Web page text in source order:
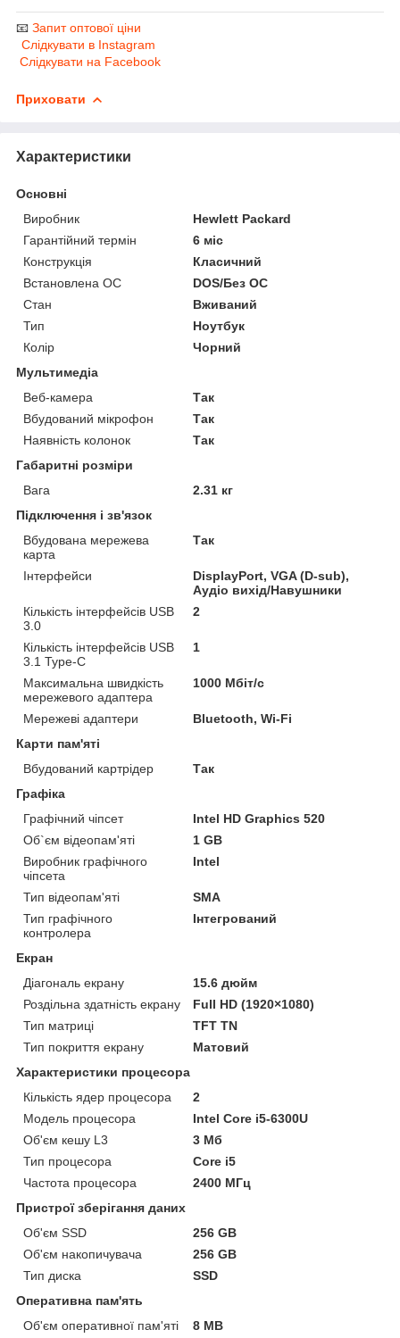
📧 Запит оптової ціни
Слідкувати в Instagram
Слідкувати на Facebook
Приховати
Характеристики
Основні
Виробник
Hewlett Packard
Гарантійний термін
6 міс
Конструкція
Класичний
Встановлена ОС
DOS/Без ОС
Стан
Вживаний
Тип
Ноутбук
Колір
Чорний
Мультимедіа
Веб-камера
Так
Вбудований мікрофон
Так
Наявність колонок
Так
Габаритні розміри
Вага
2.31 кг
Підключення і зв'язок
Вбудована мережева
карта
Так
Інтерфейси
DisplayPort, VGA (D-sub),
Аудіо вихід/Навушники
Кількість інтерфейсів USB
3.0
2
Кількість інтерфейсів USB
3.1 Type-C
1
Максимальна швидкість
мережевого адаптера
1000 Мбіт/с
Мережеві адаптери
Bluetooth, Wi-Fi
Карти пам'яті
Вбудований картрідер
Так
Графіка
Графічний чіпсет
Intel HD Graphics 520
Об`єм відеопам'яті
1 GB
Виробник графічного
чіпсета
Intel
Тип відеопам'яті
SMA
Тип графічного
контролера
Інтегрований
Екран
Діагональ екрану
15.6 дюйм
Роздільна здатність екрану
Full HD (1920×1080)
Тип матриці
TFT TN
Тип покриття екрану
Матовий
Характеристики процесора
Кількість ядер процесора
2
Модель процесора
Intel Core i5-6300U
Об'єм кешу L3
3 Мб
Тип процесора
Core i5
Частота процесора
2400 МГц
Пристрої зберігання даних
Об'єм SSD
256 GB
Об'єм накопичувача
256 GB
Тип диска
SSD
Оперативна пам'ять
Об'єм оперативної пам'яті
8 MB